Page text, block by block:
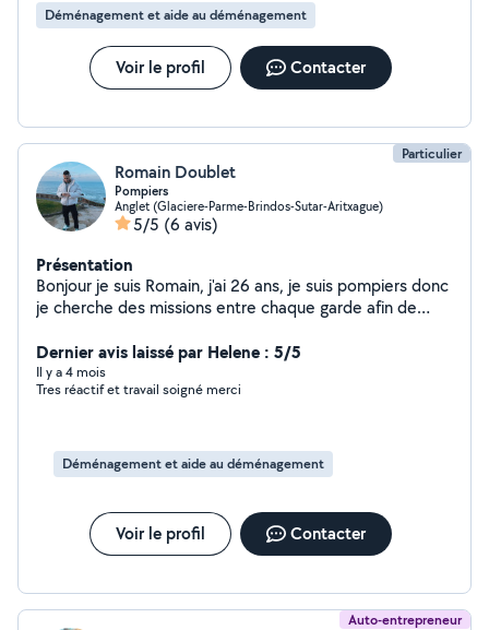
Déménagement et aide au déménagement
Voir le profil Contacter
Particulier
Romain Doublet
Pompiers
Anglet (Glaciere-Parme-Brindos-Sutar-Aritxague)
5/5 (6 avis)
Présentation
Bonjour je suis Romain, j'ai 26 ans, je suis pompiers donc
je cherche des missions entre chaque garde afin de
Dernier avis laissé par Helene : 5/5
Il y a 4 mois
Tres réactif et travail soigné merci
Déménagement et aide au déménagement
Voir le profil Contacter
Auto-entrepreneur